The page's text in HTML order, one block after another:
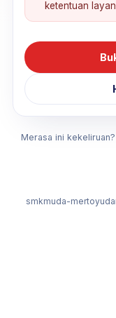
ketentuan
Merasa ini kekeliruan?
smkmuda-